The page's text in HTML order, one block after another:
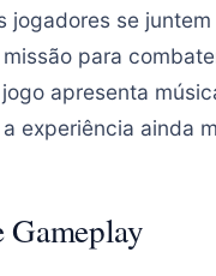
jogadores se
para
apresenta
experiência ainda
Gameplay